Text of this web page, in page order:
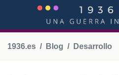
1936.es Blog Desarrollo